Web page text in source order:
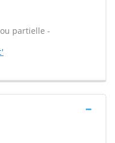
partielle -